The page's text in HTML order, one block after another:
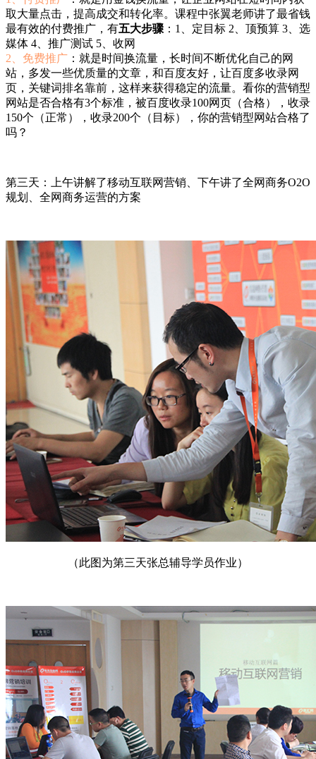
取大量点击，提高成交和转化率。课程中张翼老师讲了最省钱
最有效的付费推广，有五大步骤 ：1、定目标 2、顶预算 3、选
媒体 4、推广测试 5、收网
2、免费推广 ：就是时间换流量，长时间不断优化自己的网
站，多发一些优质量的文章，和百度友好，让百度多收录网
页，关键词排名靠前，这样来获得稳定的流量。看你的营销型
网站是否合格有3个标准，被百度收录100网页（合格），收录
150个（正常），收录200个（目标），你的营销型网站合格了
吗？
第三天：上午讲解了移动互联网营销、下午讲了全网商务O2O
规划、全网商务运营的方案
（此图为第三天张总辅导学员作业）